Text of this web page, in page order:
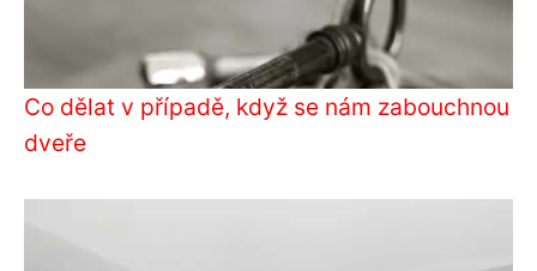
Co dělat v případě, když se nám zabouchnou
dveře